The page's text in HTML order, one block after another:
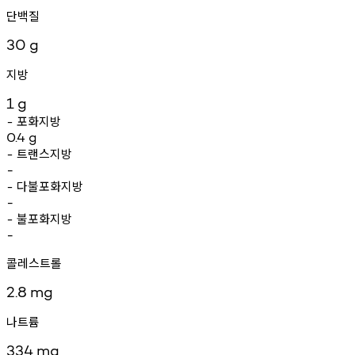
단백질
30 g
지방
1 g
- 포화지방
0.4 g
- 트랜스지방
-
- 다불포화지방
-
- 불포화지방
-
콜레스트롤
2.8 mg
나트륨
334 mg